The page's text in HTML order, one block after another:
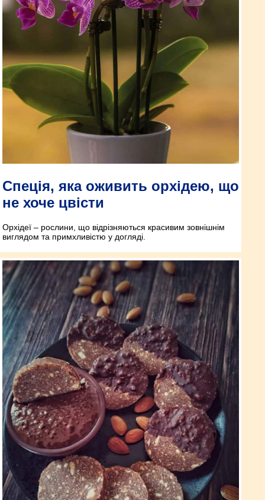
Спеція, яка оживить орхідею, що
не хоче цвісти
Орхідеї – рослини, що відрізняються красивим зовнішнім
виглядом та примхливістю у догляді.